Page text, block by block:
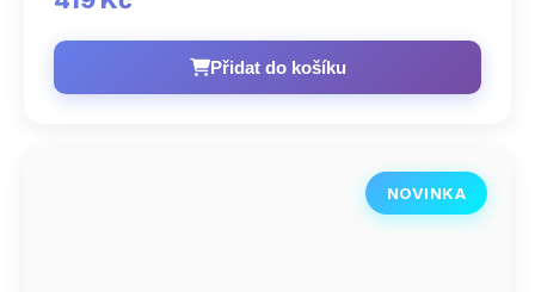
Přidat do košíku
NOVINKA